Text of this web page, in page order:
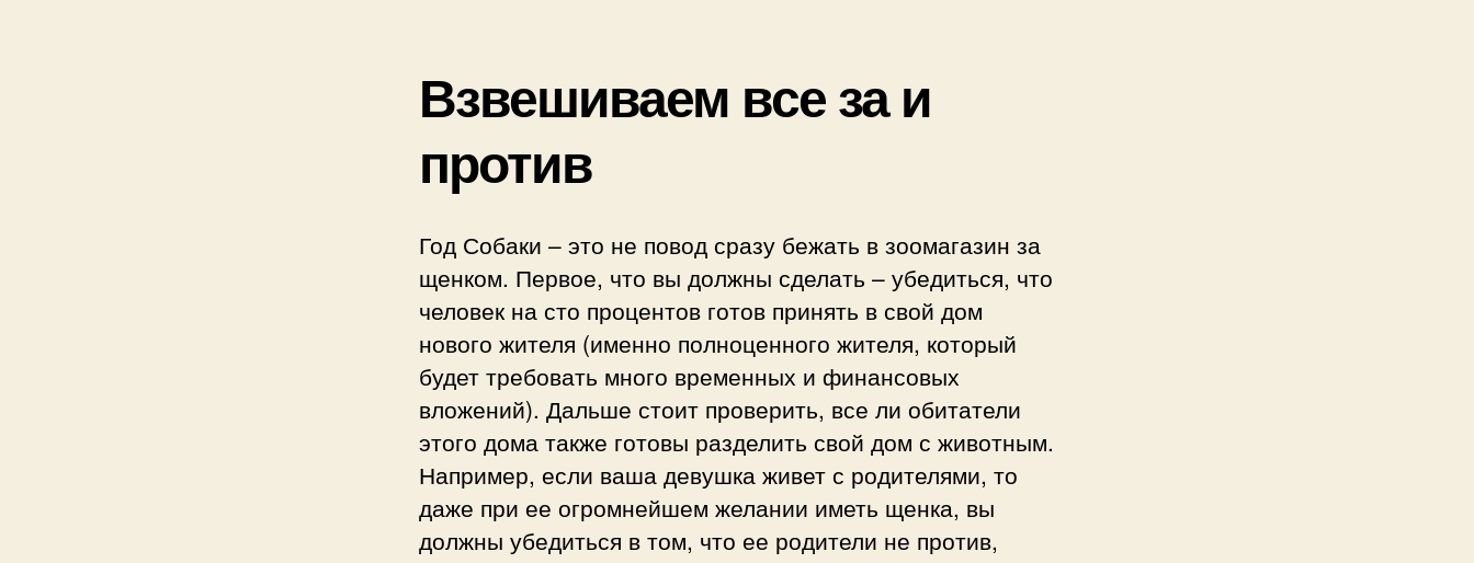
Взвешиваем все за и
против
Год Собаки – это не повод сразу бежать в зоомагазин за
щенком. Первое, что вы должны сделать – убедиться, что
человек на сто процентов готов принять в свой дом
нового жителя (именно полноценного жителя, который
будет требовать много временных и финансовых
вложений). Дальше стоит проверить, все ли обитатели
этого дома также готовы разделить свой дом с животным.
Например, если ваша девушка живет с родителями, то
даже при ее огромнейшем желании иметь щенка, вы
должны убедиться в том, что ее родители не против,